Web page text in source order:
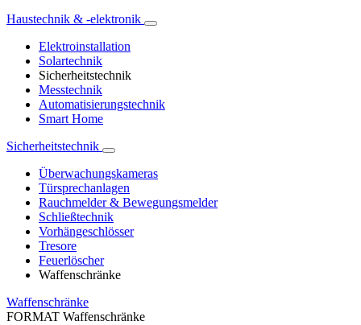
Haustechnik & -elektronik
Elektroinstallation
Solartechnik
Sicherheitstechnik
Messtechnik
Automatisierungstechnik
Smart Home
Sicherheitstechnik
Überwachungskameras
Türsprechanlagen
Rauchmelder & Bewegungsmelder
Schließtechnik
Vorhängeschlösser
Tresore
Feuerlöscher
Waffenschränke
Waffenschränke
FORMAT Waffenschränke